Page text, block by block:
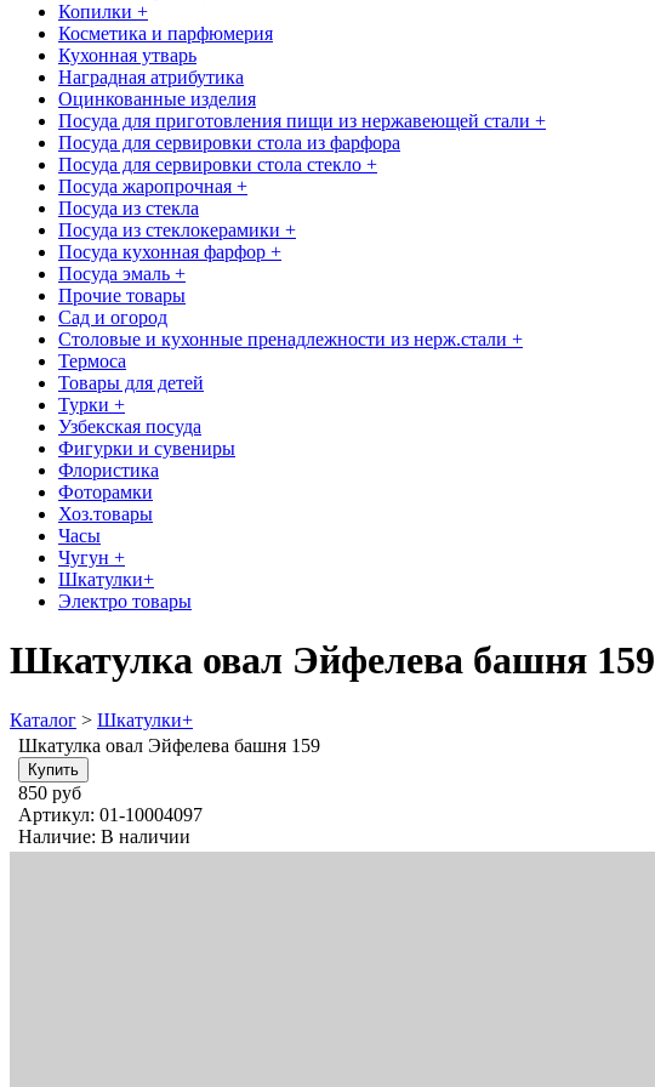
Копилки +
Косметика и парфюмерия
Кухонная утварь
Наградная атрибутика
Оцинкованные изделия
Посуда для приготовления пищи из нержавеющей стали +
Посуда для сервировки стола из фарфора
Посуда для сервировки стола стекло +
Посуда жаропрочная +
Посуда из стекла
Посуда из стеклокерамики +
Посуда кухонная фарфор +
Посуда эмаль +
Прочие товары
Сад и огород
Столовые и кухонные пренадлежности из нерж.стали +
Термоса
Товары для детей
Турки +
Узбекская посуда
Фигурки и сувениры
Флористика
Фоторамки
Хоз.товары
Часы
Чугун +
Шкатулки+
Электро товары
Шкатулка овал Эйфелева башня 159
Каталог > Шкатулки+
Шкатулка овал Эйфелева башня 159
850 руб
Артикул: 01-10004097
Наличие: В наличии